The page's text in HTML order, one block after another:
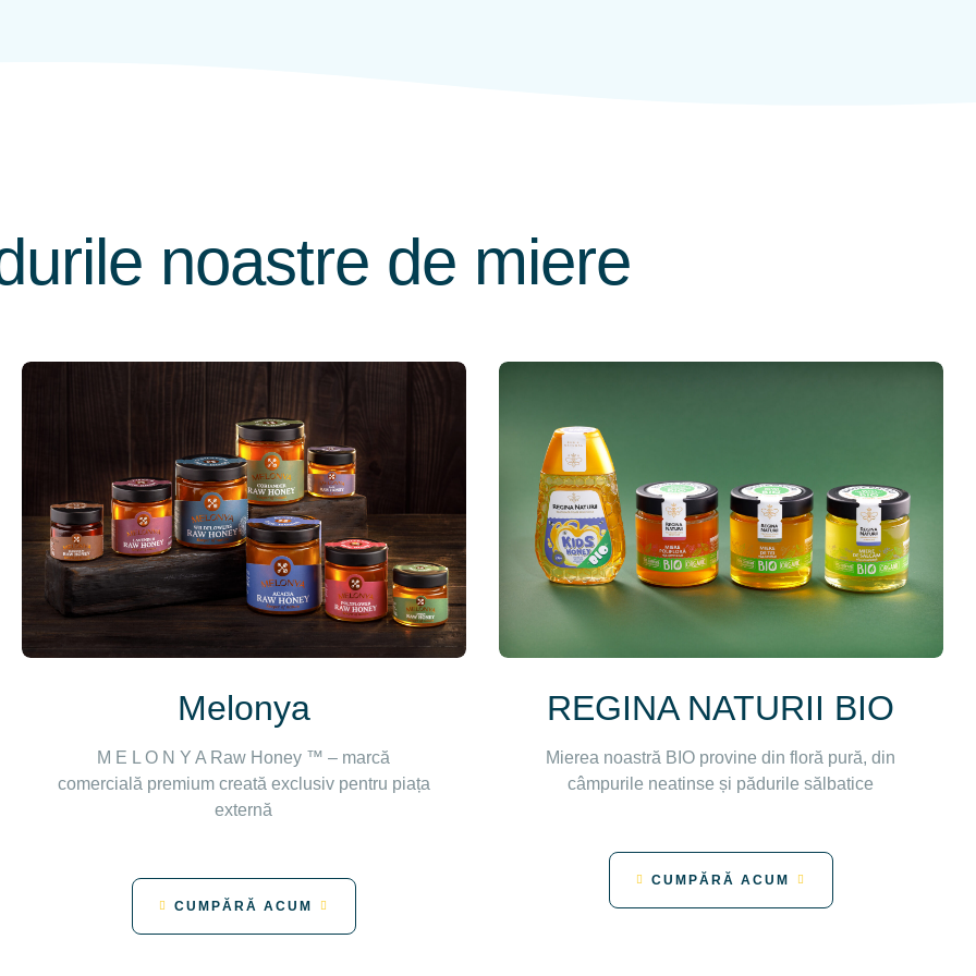
noastre de miere
Melonya
M E L O N Y A Raw Honey ™ – marcă
comercială premium creată exclusiv pentru piața
externă
CUMPĂRĂ ACUM
REGINA NATURII BIO
Mierea noastră BIO provine din floră pură, din
câmpurile neatinse și pădurile sălbatice
CUMPĂRĂ ACUM